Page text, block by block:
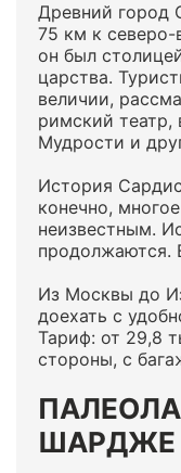
Древний город
75 км к северо-
он был
царства.
величии,
римский театр,
Мудрости и
История
конечно,
неизвестным.
продолжаются.
Из Москвы до
доехать с
Тариф: от 29,8
стороны, с
ШАРДЖЕ